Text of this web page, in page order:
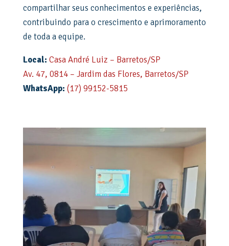
compartilhar seus conhecimentos e experiências,
contribuindo para o crescimento e aprimoramento
de toda a equipe.
Local: Casa André Luiz – Barretos/SP
Av. 47, 0814 – Jardim das Flores, Barretos/SP
WhatsApp: (17) 99152-5815